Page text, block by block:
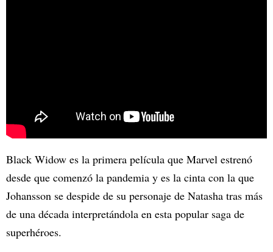
Black Widow es la primera película que Marvel estrenó
desde que comenzó la pandemia y es la cinta con la que
Johansson se despide de su personaje de Natasha tras más
de una década interpretándola en esta popular saga de
superhéroes.